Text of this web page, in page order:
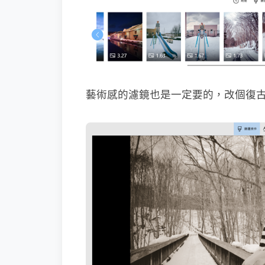
藝術感的濾鏡也是一定要的，改個復